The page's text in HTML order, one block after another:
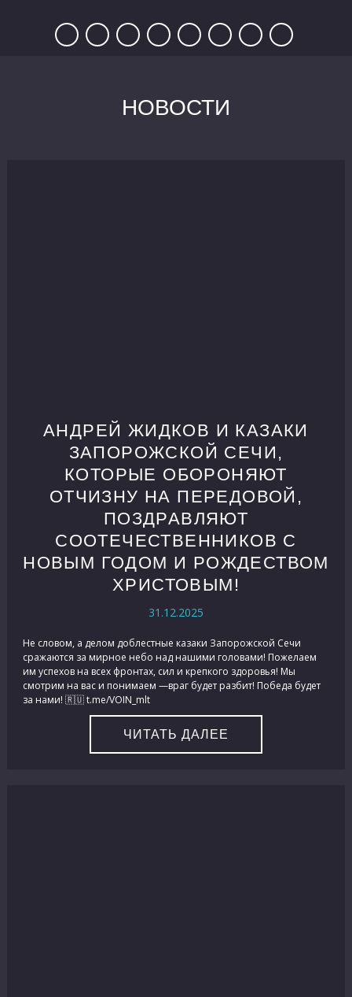
НОВОСТИ
АНДРЕЙ ЖИДКОВ И КАЗАКИ
ЗАПОРОЖСКОЙ СЕЧИ,
КОТОРЫЕ ОБОРОНЯЮТ
ОТЧИЗНУ НА ПЕРЕДОВОЙ,
ПОЗДРАВЛЯЮТ
СООТЕЧЕСТВЕННИКОВ С
НОВЫМ ГОДОМ И РОЖДЕСТВОМ
ХРИСТОВЫМ!
31.12.2025
Не словом, а делом доблестные казаки Запорожской Сечи
сражаются за мирное небо над нашими головами! Пожелаем
им успехов на всех фронтах, сил и крепкого здоровья! Мы
смотрим на вас и понимаем —враг будет разбит! Победа будет
за нами! 🇷🇺 t.me/VOIN_mlt
ЧИТАТЬ ДАЛЕЕ